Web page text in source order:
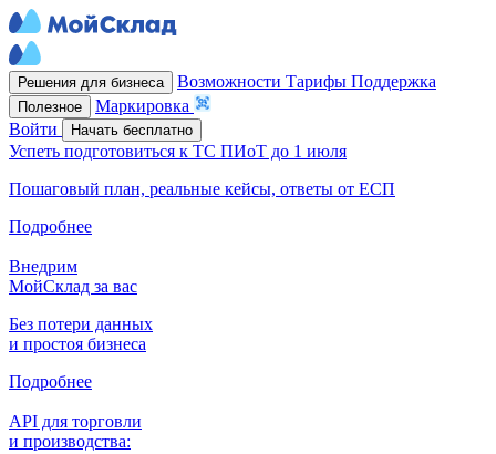
Решения для бизнеса Возможности Тарифы Поддержка
Полезное
Маркировка
Войти
Начать бесплатно
Успеть подготовиться к ТС ПИоТ до 1 июля
Пошаговый план, реальные кейсы, ответы от ЕСП
Подробнее
Внедрим
МойСклад за вас
Без потери данных
и простоя бизнеса
Подробнее
API для торговли
и производства: